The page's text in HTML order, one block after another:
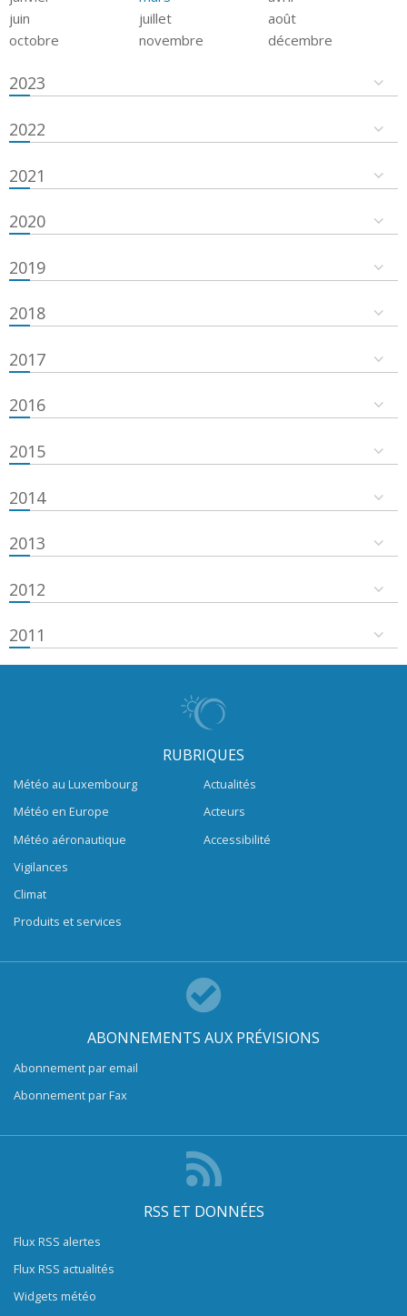
juin
juillet
août
octobre
novembre décembre
2023
2022
2021
2020
2019
2018
2017
2016
2015
2014
2013
2012
2011
RUBRIQUES
Météo au Luxembourg
Météo en Europe
Météo aéronautique
Vigilances
Climat
Produits et services
Actualités
Acteurs
Accessibilité
ABONNEMENTS AUX PRÉVISIONS
Abonnement par email
Abonnement par Fax
RSS ET DONNÉES
Flux RSS alertes
Flux RSS actualités
Widgets météo